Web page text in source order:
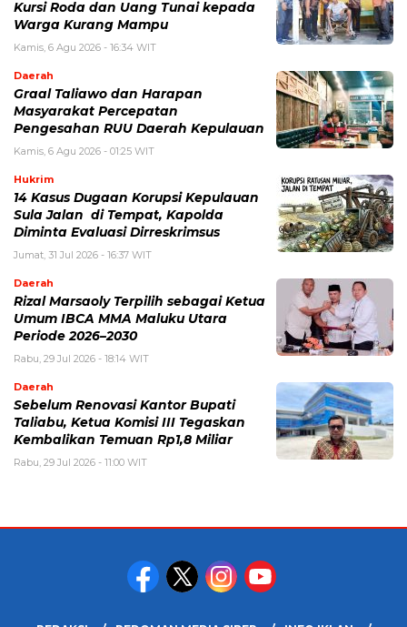
Kursi Roda dan Uang Tunai kepada
Warga Kurang Mampu
Kamis, 6 Agu 2026 - 16:34 WIT
Daerah
Graal Taliawo dan Harapan
Masyarakat Percepatan
Pengesahan RUU Daerah Kepulauan
Kamis, 6 Agu 2026 - 01:25 WIT
Hukrim
14 Kasus Dugaan Korupsi Kepulauan
Sula Jalan di Tempat, Kapolda
Diminta Evaluasi Dirreskrimsus
Jumat, 31 Jul 2026 - 16:37 WIT
Daerah
Rizal Marsaoly Terpilih sebagai Ketua
Umum IBCA MMA Maluku Utara
Periode 2026–2030
Rabu, 29 Jul 2026 - 18:14 WIT
Daerah
Sebelum Renovasi Kantor Bupati
Taliabu, Ketua Komisi III Tegaskan
Kembalikan Temuan Rp1,8 Miliar
Rabu, 29 Jul 2026 - 11:00 WIT